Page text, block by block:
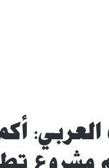
مشروع